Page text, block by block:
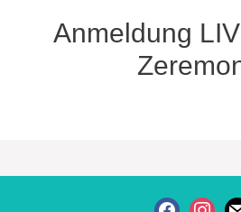
Anmeldung
FACEBOOK